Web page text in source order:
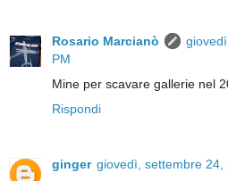
Rosario Marcianò
PM
Mine per scavare gallerie nel
Rispondi
ginger giovedì, settembre 24,